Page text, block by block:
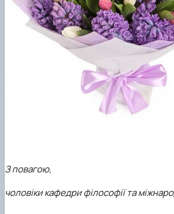
З повагою,
чоловіки кафедри філософії та